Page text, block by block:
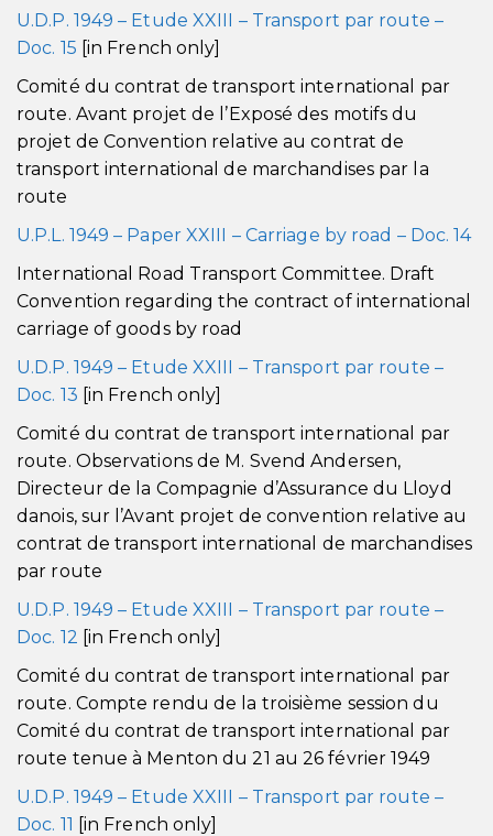
U.D.P. 1949 – Etude XXIII – Transport par route –
Doc. 15 [in French only]
Comité du contrat de transport international par
route. Avant projet de l’Exposé des motifs du
projet de Convention relative au contrat de
transport international de marchandises par la
route
U.P.L. 1949 – Paper XXIII – Carriage by road – Doc. 14
International Road Transport Committee. Draft
Convention regarding the contract of international
carriage of goods by road
U.D.P. 1949 – Etude XXIII – Transport par route –
Doc. 13 [in French only]
Comité du contrat de transport international par
route. Observations de M. Svend Andersen,
Directeur de la Compagnie d’Assurance du Lloyd
danois, sur l’Avant projet de convention relative au
contrat de transport international de marchandises
par route
U.D.P. 1949 – Etude XXIII – Transport par route –
Doc. 12 [in French only]
Comité du contrat de transport international par
route. Compte rendu de la troisième session du
Comité du contrat de transport international par
route tenue à Menton du 21 au 26 février 1949
U.D.P. 1949 – Etude XXIII – Transport par route –
Doc. 11 [in French only]